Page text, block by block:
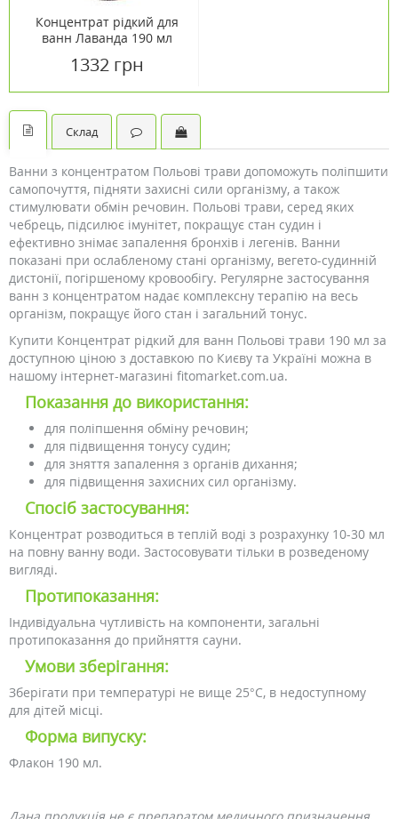
Концентрат рідкий для
ванн Лаванда 190 мл
1332 грн
Склад
Ванни з концентратом Польові трави допоможуть поліпшити
самопочуття, підняти захисні сили організму, а також
стимулювати обмін речовин. Польові трави, серед яких
чебрець, підсилює імунітет, покращує стан судин і
ефективно знімає запалення бронхів і легенів. Ванни
показані при ослабленому стані організму, вегето-судинній
дистонії, погіршеному кровообігу. Регулярне застосування
ванн з концентратом надає комплексну терапію на весь
організм, покращує його стан і загальний тонус.
Купити Концентрат рідкий для ванн Польові трави 190 мл за
доступною ціною з доставкою по Києву та Україні можна в
нашому інтернет-магазині fitomarket.com.ua.
Показання до використання:
для поліпшення обміну речовин;
для підвищення тонусу судин;
для зняття запалення з органів дихання;
для підвищення захисних сил організму.
Спосіб застосування:
Концентрат розводиться в теплій воді з розрахунку 10-30 мл
на повну ванну води. Застосовувати тільки в розведеному
вигляді.
Протипоказання:
Індивідуальна чутливість на компоненти, загальні
протипоказання до прийняття сауни.
Умови зберігання:
Зберігати при температурі не вище 25°C, в недоступному
для дітей місці.
Форма випуску:
Флакон 190 мл.